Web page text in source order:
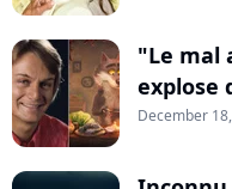
"Le mal
explose
December